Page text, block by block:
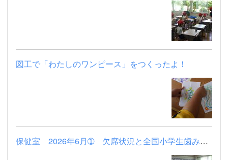
図工で「わたしのワンピース」をつくったよ！
保健室 2026年6月➀ 欠席状況と全国小学生歯みがき大会（6年）